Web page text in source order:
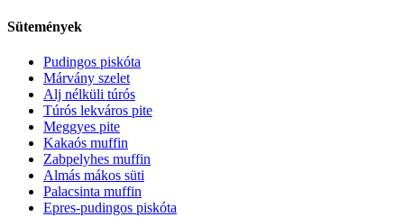
Sütemények
Pudingos piskóta
Márvány szelet
Alj nélküli túrós
Túrós lekváros pite
Meggyes pite
Kakaós muffin
Zabpelyhes muffin
Almás mákos süti
Palacsinta muffin
Epres-pudingos piskóta